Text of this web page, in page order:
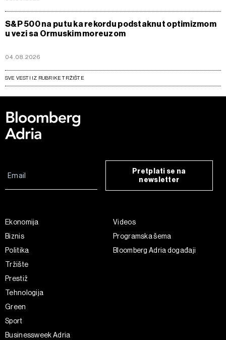
S&P 500 na putu ka rekordu podstaknut optimizmom
u vezi sa Ormuskim moreuzom
04.08.2026
SVE VESTI IZ RUBRIKE TRŽIŠTE
Pretplati se na
newsletter
Ekonomija
Biznis
Politika
Tržište
Prestiž
Tehnologija
Green
Sport
Businessweek Adria
Videos
Programska šema
Bloomberg Adria događaji